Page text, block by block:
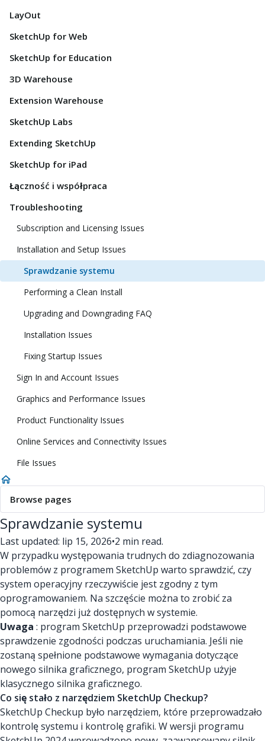
LayOut
SketchUp for Web
SketchUp for Education
3D Warehouse
Extension Warehouse
SketchUp Labs
Extending SketchUp
SketchUp for iPad
Łączność i współpraca
Troubleshooting
Subscription and Licensing Issues
Installation and Setup Issues
Sprawdzanie systemu
Performing a Clean Install
Upgrading and Downgrading FAQ
Installation Issues
Fixing Startup Issues
Sign In and Account Issues
Graphics and Performance Issues
Product Functionality Issues
Online Services and Connectivity Issues
File Issues
Browse pages
Sprawdzanie systemu
Last updated: lip 15, 2026•2 min read.
W przypadku występowania trudnych do zdiagnozowania
problemów z programem SketchUp warto sprawdzić, czy
system operacyjny rzeczywiście jest zgodny z tym
oprogramowaniem. Na szczęście można to zrobić za
pomocą narzędzi już dostępnych w systemie.
Uwaga : program SketchUp przeprowadzi podstawowe
sprawdzenie zgodności podczas uruchamiania. Jeśli nie
zostaną spełnione podstawowe wymagania dotyczące
nowego silnika graficznego, program SketchUp użyje
klasycznego silnika graficznego.
Co się stało z narzędziem SketchUp Checkup?
SketchUp Checkup było narzędziem, które przeprowadzało
kontrolę systemu i kontrolę grafiki. W wersji programu